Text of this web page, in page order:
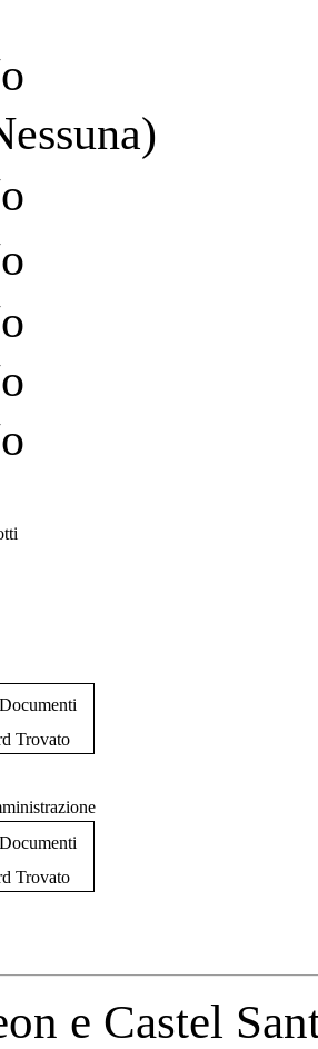
Documenti
Trovato
Documenti
Trovato
e Castel